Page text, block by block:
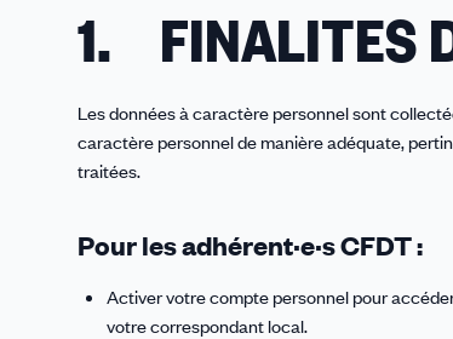
1. FINALITES
Les données à caractère personnel sont
caractère personnel de manière adéquate,
traitées.
Pour les adhérent·e·s CFDT :
Activer votre compte personnel pour
votre correspondant local.